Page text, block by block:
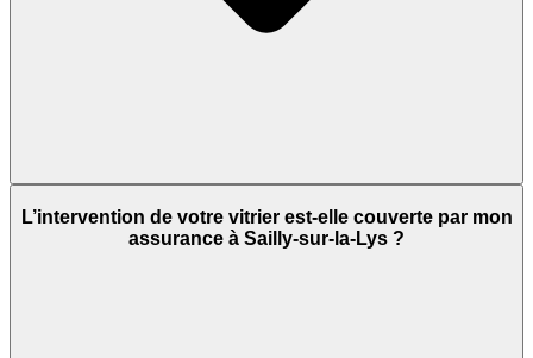
L’intervention de votre vitrier est-elle couverte par mon
assurance à Sailly-sur-la-Lys ?